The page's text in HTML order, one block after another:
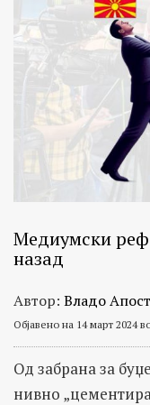
Медиумски
назад
Автор: Владо
Објавено на 14 март 2024
Од забрана за
нивно